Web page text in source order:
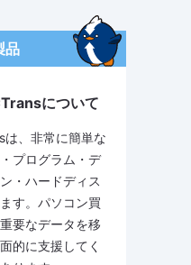
品
について
は、非常に簡単な
プログラム・デ
・ハードディス
す。パソコン買
要なデータを移
的に支援してく